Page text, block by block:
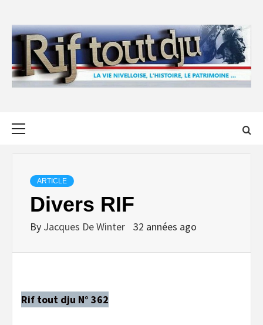
content
ARTICLE
Divers RIF
By Jacques De Winter 32 années ago
Rif tout dju N° 362